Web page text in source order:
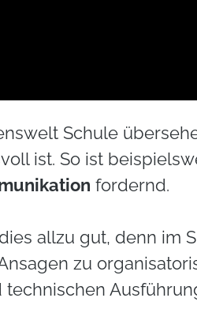
Schule
ist. So ist
fordernd.
allzu gut, denn im
zu